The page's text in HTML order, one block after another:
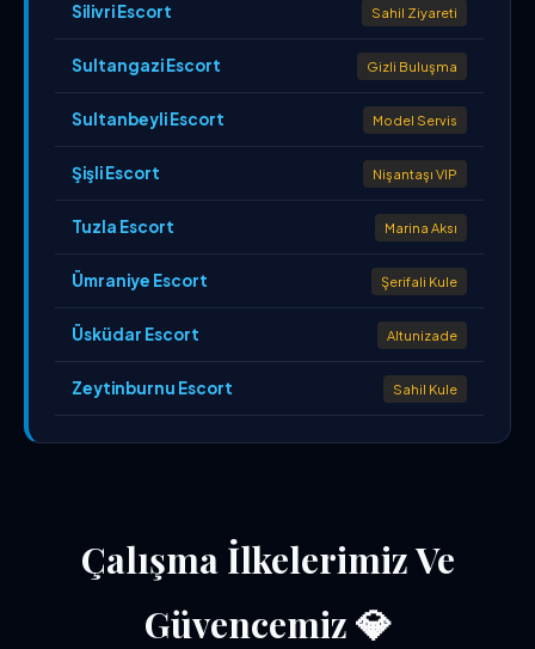
Silivri Escort Sahil Ziyareti
Sultangazi Escort Gizli Buluşma
Sultanbeyli Escort Model Servis
Şişli Escort Nişantaşı VIP
Tuzla Escort Marina Aksı
Ümraniye Escort Şerifali Kule
Üsküdar Escort Altunizade
Zeytinburnu Escort Sahil Kule
Çalışma İlkelerimiz Ve
Güvencemiz 💎